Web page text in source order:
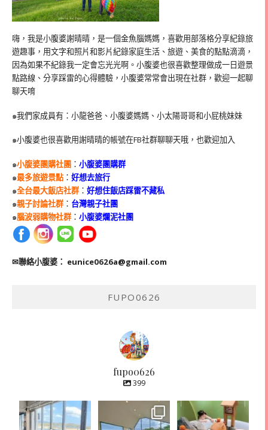
嗨，我是小腹婆謝晴晴，是一個金魚腦媽媽，喜歡用部落格分享紀錄旅
遊趣事，用文字和照片和影片紀錄家庭生活、旅遊、美食的點點滴滴，
因為如果不紀錄我一定會忘光光啊。小腹婆也很喜歡整理做成一日遊景
點路線、分享踩雷的心得體驗，小腹婆常常會出現在社群，歡迎一起聊
聊天唷
๑我們家成員有：小龍爸爸、小腹婆媽媽、小太陽哥哥和小屁桃妹妹
๑小腹婆也很喜歡用謝晴晴的帳號在FB社群聊聊天哦，也歡迎加入
๑小腹婆團購社團 ： 小腹婆團購群
๑最多旅遊景點： 好想去旅行
๑全台最大飯店社群： 好想住飯店踩雷不藏私
๑親子討論社群： 台灣親子社團
๑腦波弱購物社群： 小腹婆爛泥社團
✉聯絡小腹婆： eunice0626a@gmail.com
FUPO0626
fupo0626
399